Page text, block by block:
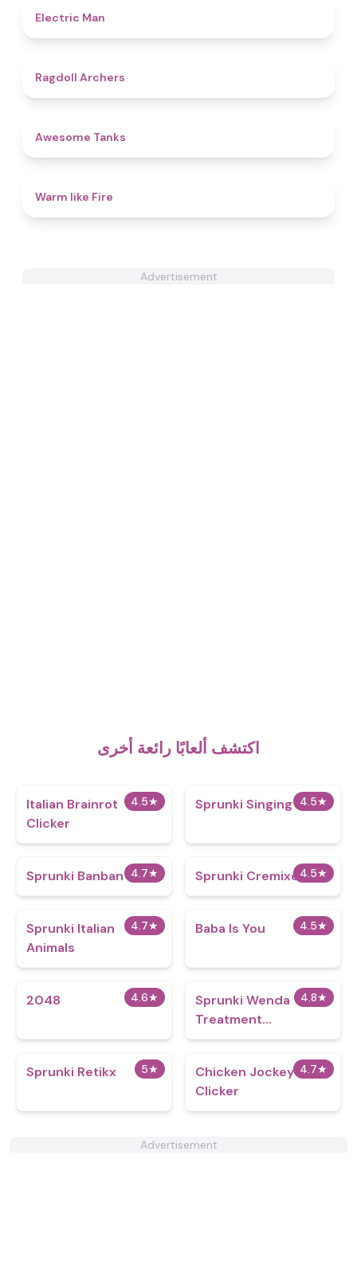
Electric Man
Ragdoll Archers
Awesome Tanks
Warm like Fire
Advertisement
اكتشف ألعابًا رائعة أخرى
4.5★
Italian Brainrot
Clicker
4.5★
Sprunki Singing
4.7★
Sprunki Banban 4.5★
Sprunki Cremixed
4.7★
Sprunki Italian
Animals
4.5★
Baba Is You
4.6★
2048 4.8★
Sprunki Wenda
Treatment
Reimagined
5★
Sprunki Retikx 4.7★
Chicken Jockey
Clicker
Advertisement